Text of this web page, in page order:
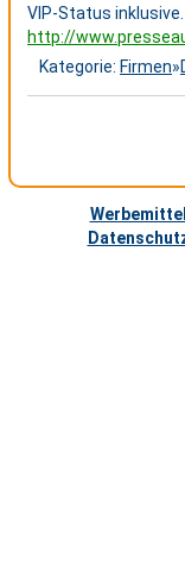
VIP-Status
http://
Kategorie: Firmen»
Werbemittel